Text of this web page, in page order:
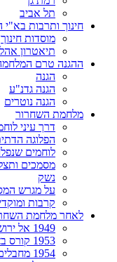
תל אביב
חינוך ותרבות בא"י
מוסדות חינוך
תיאטרון אהל
ההגנה טרם המלחמה
הגנה
הגנה גדנ"ע
הגנה נוטרים
מלחמת השחרור
דרך עיני לוחמים
הפלוגה הדתית בגדוד 33 –
לוחמים שנפלו
מסמכים ותצלומי
נשק
על מגרש
קרבות ומוקדי
לאחר מלחמת השחרור
1949 אל ירושלים
1953 קורס בצהל
1954 מחבלים בדרך לאילת